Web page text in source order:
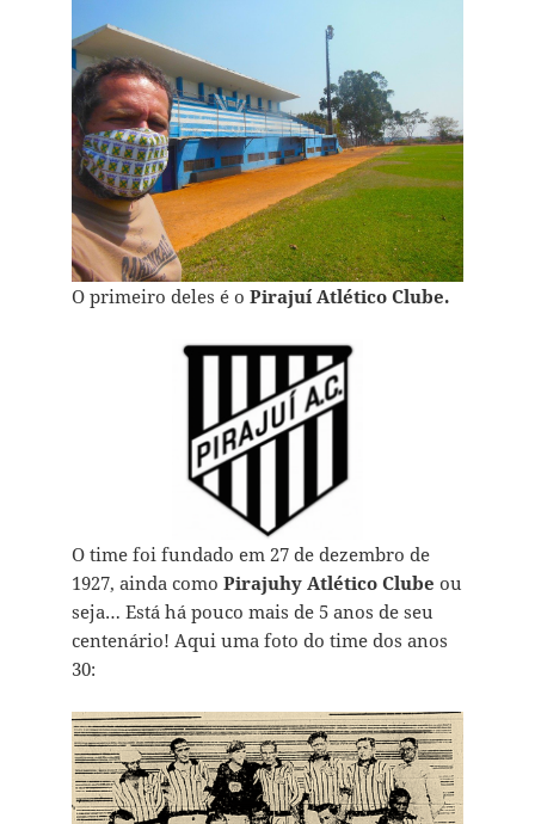
O primeiro deles é o Pirajuí Atlético Clube.
O time foi fundado em 27 de dezembro de
1927, ainda como Pirajuhy Atlético Clube ou
seja… Está há pouco mais de 5 anos de seu
centenário! Aqui uma foto do time dos anos
30: